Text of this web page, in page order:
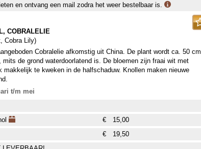
en ontvang een mail zodra het weer bestelbaar is.
COBRALELIE
Cobra Lily)
Cobralelie afkomstig uit China. De plant wordt ca. 50 cm
mits de grond waterdoorlatend is. De bloemen zijn fraai wit met
makkelijk te kweken in de halfschaduw. Knollen maken nieuwe
t/m mei
€
15,00
€
19,50